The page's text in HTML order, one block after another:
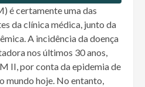
é certamente uma das
da clínica médica, junto da
A incidência da doença
nos últimos 30 anos,
II, por conta da epidemia de
mundo hoje. No entanto,